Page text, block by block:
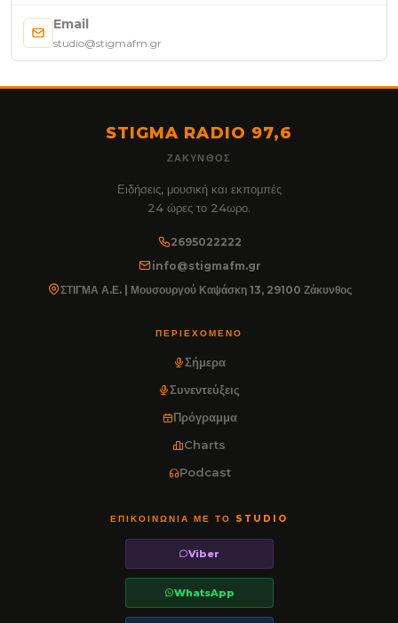
Email
studio@stigmafm.gr
STIGMA RADIO 97,6
ΖΆΚΥΝΘΟΣ
Ειδήσεις, μουσική και εκπομπές
24 ώρες το 24ωρο.
2695022222
info@stigmafm.gr
ΣΤΙΓΜΑ Α.Ε. | Μουσουργού Καψάσκη 13, 29100 Ζάκυνθος
ΠΕΡΙΕΧΌΜΕΝΟ
Σήμερα
Συνεντεύξεις
Πρόγραμμα
Charts
Podcast
ΕΠΙΚΟΙΝΩΝΊΑ ΜΕ ΤΟ STUDIO
Viber
WhatsApp